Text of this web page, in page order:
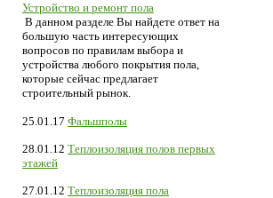
Устройство и ремонт пола
В данном разделе Вы найдете ответ на
большую часть интересующих
вопросов по правилам выбора и
устройства любого покрытия пола,
которые сейчас предлагает
строительный рынок.
25.01.17 Фальшполы
28.01.12 Теплоизоляция полов первых
этажей
27.01.12 Теплоизоляция пола